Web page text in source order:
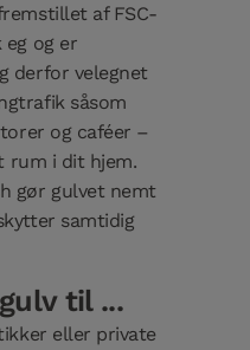
af FSC-
og er
derfor velegnet
såsom
og caféer –
rum i dit hjem.
gør gulvet nemt
samtidig
til ...
eller private